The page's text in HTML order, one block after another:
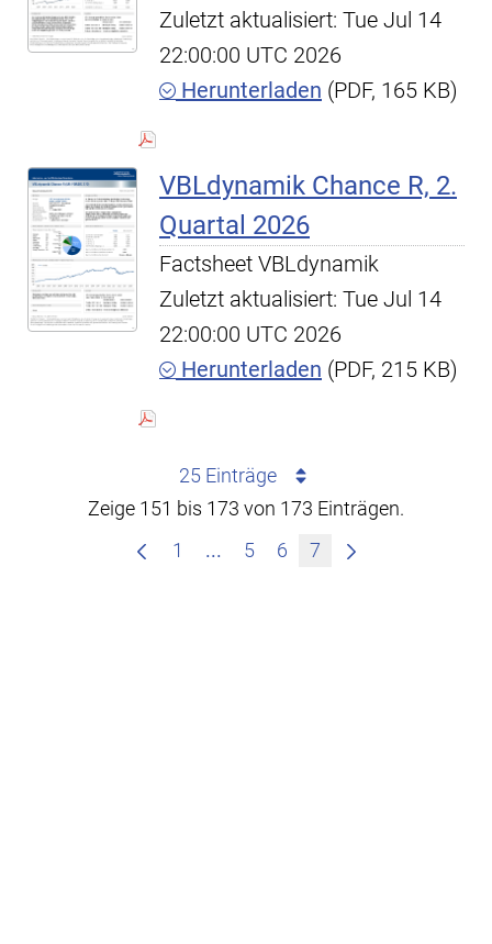
Zuletzt aktualisiert: Tue Jul 14
22:00:00 UTC 2026
Herunterladen (PDF, 165 KB)
VBLdynamik Chance R, 2.
Quartal 2026
Factsheet VBLdynamik
Zuletzt aktualisiert: Tue Jul 14
22:00:00 UTC 2026
Herunterladen (PDF, 215 KB)
25 Einträge
Zeige 151 bis 173 von 173 Einträgen.
1
... Zwischenseiten Navigieren
5 6 7